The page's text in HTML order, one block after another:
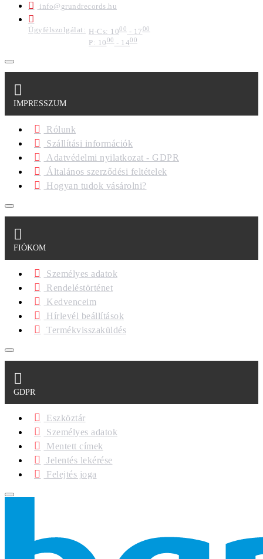
info@grundrecords.hu
Ügyfélszolgálat: H-Cs: 1000 - 1700
P: 1000- 1400
IMPRESSZUM
Rólunk
Szállítási információk
Adatvédelmi nyilatkozat - GDPR
Általános szerződési feltételek
Hogyan tudok vásárolni?
FIÓKOM
Személyes adatok
Rendeléstörténet
Kedvenceim
Hírlevél beállítások
Termékvisszaküldés
GDPR
Eszköztár
Személyes adatok
Mentett címek
Jelentés lekérése
Felejtés joga